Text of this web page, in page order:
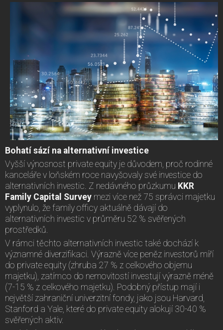
Bohatí sází na alternativní investice
Vyšší výnosnost private equity je důvodem, proč rodinné
kanceláře v loňském roce navyšovaly své investice do
alternativních investic. Z nedávného průzkumu KKR
Family Capital Survey mezi více než 75 správci majetku
vyplynulo, že family officy aktuálně dávají do
alternativních investic v průměru 52 % svěřených
prostředků.
V rámci těchto alternativních investic také dochází k
významné diverzifikaci. Výrazně více peněz investorů míří
do private equity (zhruba 27 % z celkového objemu
majetku), zatímco do nemovitostí investují výrazně méně
(7-15 % z celkového majetku). Podobný přístup mají i
největší zahraniční univerzitní fondy, jako jsou Harvard,
Stanford a Yale, které do private equity alokují 30-40 %
svěřených aktiv.